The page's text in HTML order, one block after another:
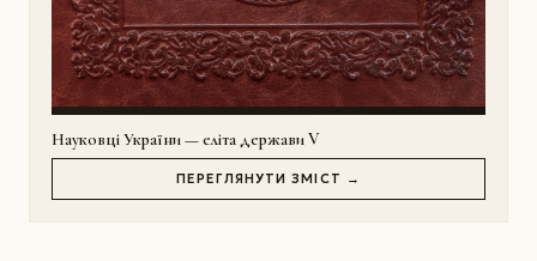
Науковці України — еліта держави V
ПЕРЕГЛЯНУТИ ЗМІСТ →